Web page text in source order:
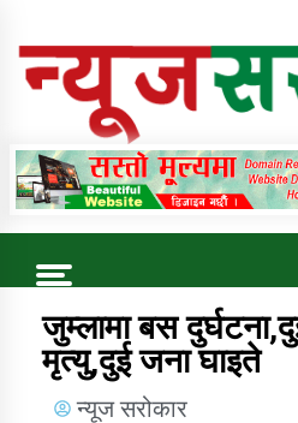
Online News Portal
Trending Now
कुषि बिकास
जुम्लामा बस
मृत्यु,दुई जना घाइते
न्यूज सरोकार